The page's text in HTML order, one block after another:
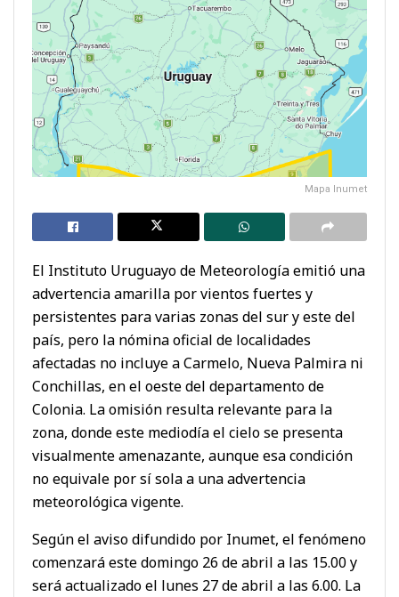
Mapa Inumet
El Instituto Uruguayo de Meteorología emitió una
advertencia amarilla por vientos fuertes y
persistentes para varias zonas del sur y este del
país, pero la nómina oficial de localidades
afectadas no incluye a Carmelo, Nueva Palmira ni
Conchillas, en el oeste del departamento de
Colonia. La omisión resulta relevante para la
zona, donde este mediodía el cielo se presenta
visualmente amenazante, aunque esa condición
no equivale por sí sola a una advertencia
meteorológica vigente.
Según el aviso difundido por Inumet, el fenómeno
comenzará este domingo 26 de abril a las 15.00 y
será actualizado el lunes 27 de abril a las 6.00. La